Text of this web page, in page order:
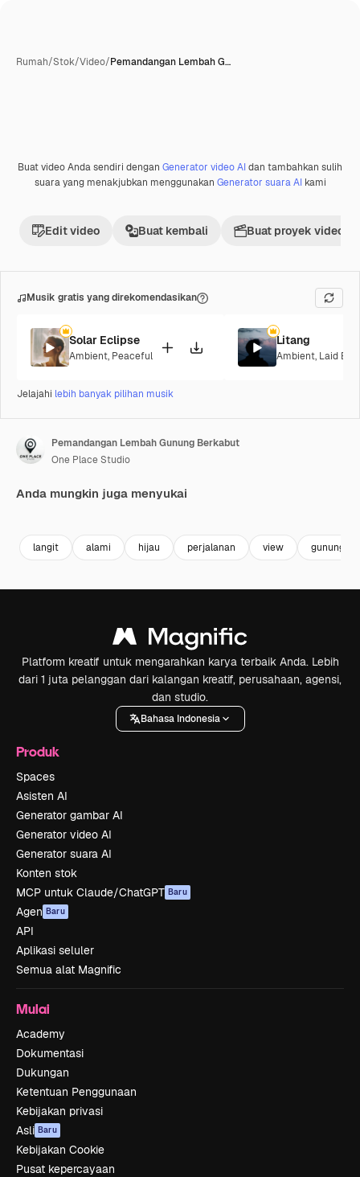
Rumah/Stok/Video/Pemandangan Lembah G…
Premium
Buat video Anda sendiri dengan Generator video AIdan tambahkan sulih
suara yang menakjubkan menggunakan Generator suara AIkami
Edit video Buat kembali Buat proyek video
Musik gratis yang direkomendasikan
Solar Eclipse
Ambient, Peaceful
Litang
Ambient, Laid
Jelajahi lebih banyak pilihan musik
Pemandangan Lembah Gunung Berkabut
One Place Studio
Anda mungkin juga menyukai
langit alami hijau perjalanan view gunung
Platform kreatif untuk mengarahkan karya terbaik Anda. Lebih
dari 1 juta pelanggan dari kalangan kreatif, perusahaan, agensi,
dan studio.
Bahasa Indonesia
Produk
Spaces
Asisten AI
Generator gambar AI
Generator video AI
Generator suara AI
Konten stok
MCP untuk Claude/ChatGPT Baru
Agen Baru
API
Aplikasi seluler
Semua alat Magnific
Mulai
Academy
Dokumentasi
Dukungan
Ketentuan Penggunaan
Kebijakan privasi
Asli Baru
Kebijakan Cookie
Pusat kepercayaan